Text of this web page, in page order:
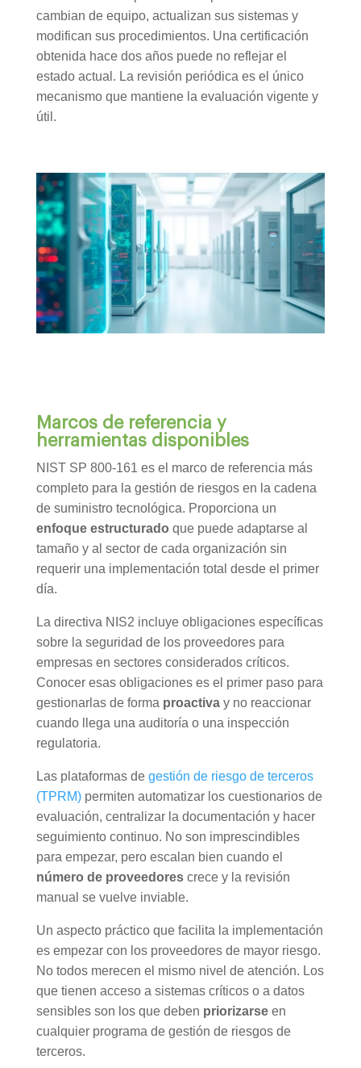
cambian de equipo, actualizan sus sistemas y
modifican sus procedimientos. Una certificación
obtenida hace dos años puede no reflejar el
estado actual. La revisión periódica es el único
mecanismo que mantiene la evaluación vigente y
útil.
Marcos de referencia y
herramientas disponibles
NIST SP 800-161 es el marco de referencia más
completo para la gestión de riesgos en la cadena
de suministro tecnológica. Proporciona un
enfoque estructurado que puede adaptarse al
tamaño y al sector de cada organización sin
requerir una implementación total desde el primer
día.
La directiva NIS2 incluye obligaciones específicas
sobre la seguridad de los proveedores para
empresas en sectores considerados críticos.
Conocer esas obligaciones es el primer paso para
gestionarlas de forma proactivay no reaccionar
cuando llega una auditoría o una inspección
regulatoria.
Las plataformas de gestión de riesgo de terceros
(TPRM)permiten automatizar los cuestionarios de
evaluación, centralizar la documentación y hacer
seguimiento continuo. No son imprescindibles
para empezar, pero escalan bien cuando el
número de proveedorescrece y la revisión
manual se vuelve inviable.
Un aspecto práctico que facilita la implementación
es empezar con los proveedores de mayor riesgo.
No todos merecen el mismo nivel de atención. Los
que tienen acceso a sistemas críticos o a datos
sensibles son los que deben priorizarseen
cualquier programa de gestión de riesgos de
terceros.